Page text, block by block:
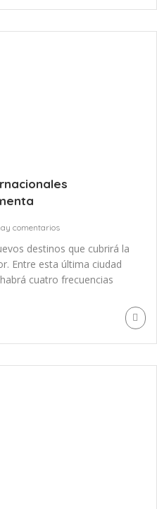
comentarios
destinos que cubrirá la
Entre esta última ciudad
cuatro frecuencias
entre Guayaquil y
Esa misma